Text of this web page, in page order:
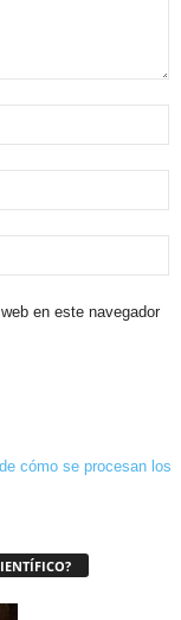
en este navegador
cómo se procesan los